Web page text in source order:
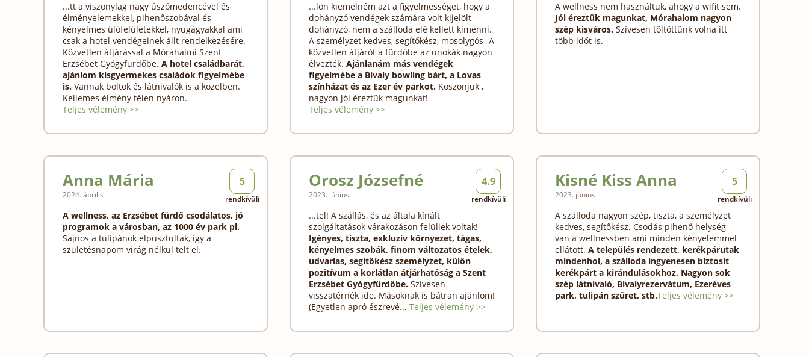
...tt a viszonylag nagy úszómedencével és
élményelemekkel, pihenőszobával és
kényelmes ülőfelületekkel, nyugágyakkal ami
csak a hotel vendégeinek állt rendelkezésére.
Közvetlen átjárással a Mórahalmi Szent
Erzsébet Gyógyfürdőbe. A hotel családbarát,
ajánlom kisgyermekes családok figyelmébe
is. Vannak boltok és látnivalók is a közelben.
Kellemes élmény télen nyáron.
Teljes vélemény >>
...lön kiemelném azt a figyelmességet, hogy a
dohányzó vendégek számára volt kijelölt
dohányzó, nem a szálloda elé kellett kimenni.
A személyzet kedves, segítőkész, mosolygós- A
közvetlen átjárót a fürdőbe az unokák nagyon
élvezték. Ajánlanám más vendégek
figyelmébe a Bivaly bowling bárt, a Lovas
színházat és az Ezer év parkot.Köszönjük ,
nagyon jól éreztük magunkat!
Teljes vélemény >>
A wellness nem használtuk, ahogy a wifit sem.
Jól éreztük magunkat, Mórahalom nagyon
szép kisváros.Szívesen töltöttünk volna itt
több időt is.
Anna Mária
2024. április
A wellness, az Erzsébet fürdő csodálatos, jó
programok a városban, az 1000 év park pl.
Sajnos a tulipánok elpusztultak, így a
születésnapom virág nélkül telt el.
5
rendkívüli
Orosz Józsefné
2023. június
...tel! A szállás, és az általa kínált
szolgáltatások várakozáson felüliek voltak!
Igényes, tiszta, exkluzív környezet, tágas,
kényelmes szobák, finom változatos ételek,
udvarias, segítőkész személyzet, külön
pozitívum a korlátlan átjárhatóság a Szent
Erzsébet Gyógyfürdőbe.Szívesen
visszatérnék ide. Másoknak is bátran ajánlom!
(Egyetlen apró észrevé... Teljes vélemény >>
4.9
rendkívüli
Kisné Kiss Anna
2023. június
A szálloda nagyon szép, tiszta, a személyzet
kedves, segítőkész. Csodás pihenő helység
van a wellnessben ami minden kényelemmel
ellátott. A település rendezett, kerékpárutak
mindenhol, a szálloda ingyenesen biztosít
kerékpárt a kirándulásokhoz.Nagyon sok
szép látnivaló, Bivalyrezervátum, Ezeréves
park, tulipán szüret, stb.Teljes vélemény >>
5
rendkívüli